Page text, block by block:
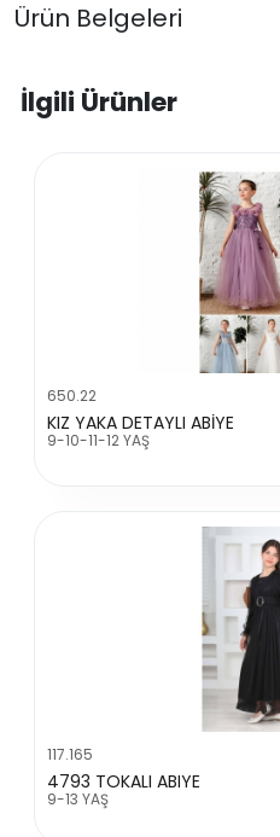
Ürün Belgeleri
İlgili Ürünler
650.22
KIZ YAKA DETAYLI ABİYE
9-10-11-12 YAŞ
117.165
4793 TOKALI ABIYE
9-13 YAŞ